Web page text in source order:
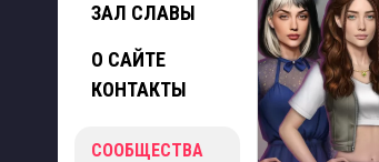
ЗАЛ СЛАВЫ
О САЙТЕ
КОНТАКТЫ
СООБЩЕСТВА